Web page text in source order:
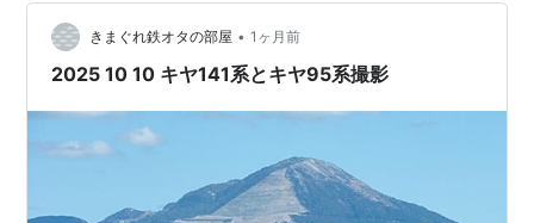
きまぐれ鉄オタの部屋 • 1ヶ月前
2025 10 10 キヤ141系とキヤ95系撮影